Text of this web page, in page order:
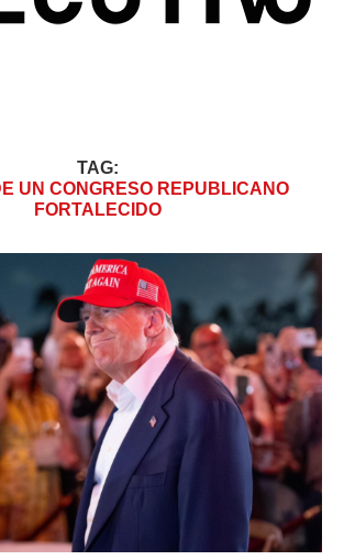
TAG:
UN CONGRESO REPUBLICANO
FORTALECIDO